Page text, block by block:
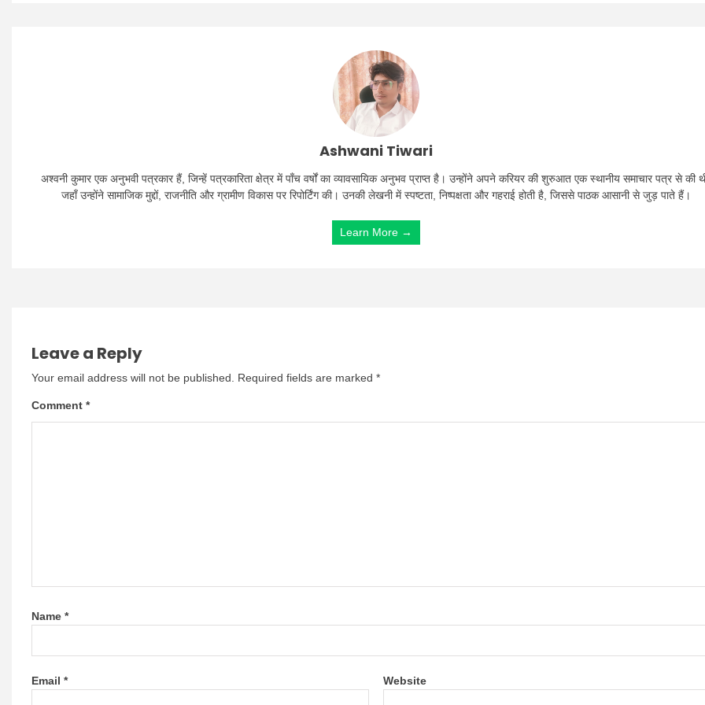
Ashwani Tiwari
अश्वनी कुमार एक अनुभवी पत्रकार हैं, जिन्हें पत्रकारिता क्षेत्र में पाँच वर्षों का व्यावसायिक अनुभव प्राप्त है। उन्होंने अपने करियर की शुरुआत एक स्थानीय समाचार पत्र से की
जहाँ उन्होंने सामाजिक मुद्दों, राजनीति और ग्रामीण विकास पर रिपोर्टिंग की। उनकी लेखनी में स्पष्टता, निष्पक्षता और गहराई होती है, जिससे पाठक आसानी से जुड़ पाते हैं।
Learn More →
Leave a Reply
Your email address will not be published. Required fields are marked *
Comment *
Name *
Email * Website